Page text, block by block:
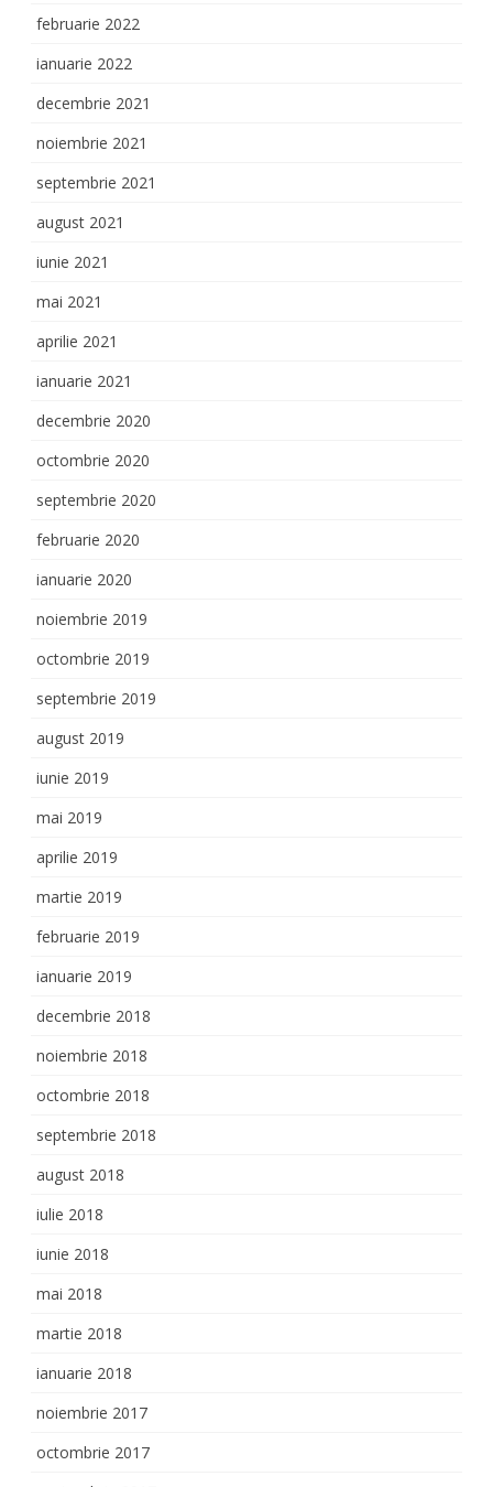
februarie 2022
ianuarie 2022
decembrie 2021
noiembrie 2021
septembrie 2021
august 2021
iunie 2021
mai 2021
aprilie 2021
ianuarie 2021
decembrie 2020
octombrie 2020
septembrie 2020
februarie 2020
ianuarie 2020
noiembrie 2019
octombrie 2019
septembrie 2019
august 2019
iunie 2019
mai 2019
aprilie 2019
martie 2019
februarie 2019
ianuarie 2019
decembrie 2018
noiembrie 2018
octombrie 2018
septembrie 2018
august 2018
iulie 2018
iunie 2018
mai 2018
martie 2018
ianuarie 2018
noiembrie 2017
octombrie 2017